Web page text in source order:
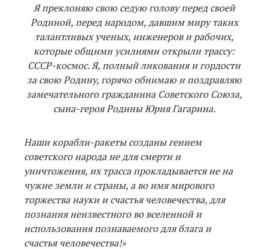
Я преклоняю свою седую голову перед своей
Родиной, перед народом, давшим миру таких
талантливых ученых, инженеров и рабочих,
которые общими усилиями открыли трассу:
СССР-космос. Я, полный ликования и гордости
за свою Родину, горячо обнимаю и поздравляю
замечательного гражданина Советского Союза,
сына-героя Родины Юрия Гагарина.
Наши корабли-ракеты созданы гением
советского народа не для смерти и
уничтожения, их трасса прокладывается не на
чужие земли и страны, а во имя мирового
торжества науки и счастья человечества, для
познания неизвестного во вселенной и
использования познаваемого для блага и
счастья человечества!»